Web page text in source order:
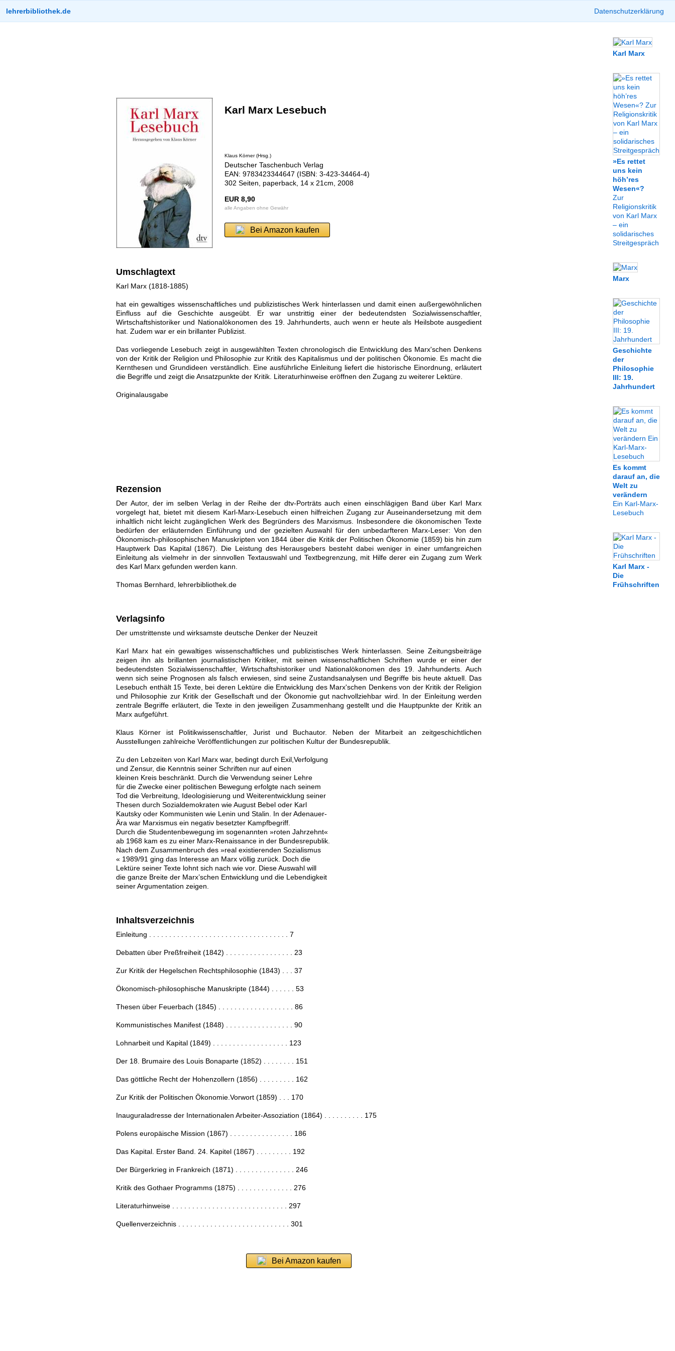
lehrerbibliothek.de Datenschutzerklärung
Karl Marx Lesebuch
Klaus Körner (Hrsg.)
Deutscher Taschenbuch Verlag
EAN: 9783423344647 (ISBN: 3-423-34464-4)
302 Seiten, paperback, 14 x 21cm, 2008
EUR 8,90
alle Angaben ohne Gewähr
Bei Amazon kaufen
Umschlagtext
Karl Marx (1818-1885)
hat ein gewaltiges wissenschaftliches und publizistisches Werk hinterlassen und damit einen außergewöhnlichen
Einfluss auf die Geschichte ausgeübt. Er war unstrittig einer der bedeutendsten Sozialwissenschaftler,
Wirtschaftshistoriker und Nationalökonomen des 19. Jahrhunderts, auch wenn er heute als Heilsbote ausgedient
hat. Zudem war er ein brillanter Publizist.
Das vorliegende Lesebuch zeigt in ausgewählten Texten chronologisch die Entwicklung des Marx'schen Denkens
von der Kritik der Religion und Philosophie zur Kritik des Kapitalismus und der politischen Ökonomie. Es macht die
Kernthesen und Grundideen verständlich. Eine ausführliche Einleitung liefert die historische Einordnung, erläutert
die Begriffe und zeigt die Ansatzpunkte der Kritik. Literaturhinweise eröffnen den Zugang zu weiterer Lektüre.
Originalausgabe
Rezension
Der Autor, der im selben Verlag in der Reihe der dtv-Porträts auch einen einschlägigen Band über Karl Marx
vorgelegt hat, bietet mit diesem Karl-Marx-Lesebuch einen hilfreichen Zugang zur Auseinandersetzung mit dem
inhaltlich nicht leicht zugänglichen Werk des Begründers des Marxismus. Insbesondere die ökonomischen Texte
bedürfen der erläuternden Einführung und der gezielten Auswahl für den unbedarfteren Marx-Leser: Von den
Ökonomisch-philosophischen Manuskripten von 1844 über die Kritik der Politischen Ökonomie (1859) bis hin zum
Hauptwerk Das Kapital (1867). Die Leistung des Herausgebers besteht dabei weniger in einer umfangreichen
Einleitung als vielmehr in der sinnvollen Textauswahl und Textbegrenzung, mit Hilfe derer ein Zugang zum Werk
des Karl Marx gefunden werden kann.
Thomas Bernhard, lehrerbibliothek.de
Verlagsinfo
Der umstrittenste und wirksamste deutsche Denker der Neuzeit
Karl Marx hat ein gewaltiges wissenschaftliches und publizistisches Werk hinterlassen. Seine Zeitungsbeiträge
zeigen ihn als brillanten journalistischen Kritiker, mit seinen wissenschaftlichen Schriften wurde er einer der
bedeutendsten Sozialwissenschaftler, Wirtschaftshistoriker und Nationalökonomen des 19. Jahrhunderts. Auch
wenn sich seine Prognosen als falsch erwiesen, sind seine Zustandsanalysen und Begriffe bis heute aktuell. Das
Lesebuch enthält 15 Texte, bei deren Lektüre die Entwicklung des Marx'schen Denkens von der Kritik der Religion
und Philosophie zur Kritik der Gesellschaft und der Ökonomie gut nachvollziehbar wird. In der Einleitung werden
zentrale Begriffe erläutert, die Texte in den jeweiligen Zusammenhang gestellt und die Hauptpunkte der Kritik an
Marx aufgeführt.
Klaus Körner ist Politikwissenschaftler, Jurist und Buchautor. Neben der Mitarbeit an zeitgeschichtlichen
Ausstellungen zahlreiche Veröffentlichungen zur politischen Kultur der Bundesrepublik.
Zu den Lebzeiten von Karl Marx war, bedingt durch Exil,Verfolgung
und Zensur, die Kenntnis seiner Schriften nur auf einen
kleinen Kreis beschränkt. Durch die Verwendung seiner Lehre
für die Zwecke einer politischen Bewegung erfolgte nach seinem
Tod die Verbreitung, Ideologisierung und Weiterentwicklung seiner
Thesen durch Sozialdemokraten wie August Bebel oder Karl
Kautsky oder Kommunisten wie Lenin und Stalin. In der Adenauer-
Ära war Marxismus ein negativ besetzter Kampfbegriff.
Durch die Studentenbewegung im sogenannten »roten Jahrzehnt«
ab 1968 kam es zu einer Marx-Renaissance in der Bundesrepublik.
Nach dem Zusammenbruch des »real existierenden Sozialismus
« 1989/91 ging das Interesse an Marx völlig zurück. Doch die
Lektüre seiner Texte lohnt sich nach wie vor. Diese Auswahl will
die ganze Breite der Marx’schen Entwicklung und die Lebendigkeit
seiner Argumentation zeigen.
Inhaltsverzeichnis
Einleitung . . . . . . . . . . . . . . . . . . . . . . . . . . . . . . . . . . . 7
Debatten über Preßfreiheit (1842) . . . . . . . . . . . . . . . . . 23
Zur Kritik der Hegelschen Rechtsphilosophie (1843) . . . 37
Ökonomisch-philosophische Manuskripte (1844) . . . . . . 53
Thesen über Feuerbach (1845) . . . . . . . . . . . . . . . . . . . 86
Kommunistisches Manifest (1848) . . . . . . . . . . . . . . . . . 90
Lohnarbeit und Kapital (1849) . . . . . . . . . . . . . . . . . . . 123
Der 18. Brumaire des Louis Bonaparte (1852) . . . . . . . . 151
Das göttliche Recht der Hohenzollern (1856) . . . . . . . . . 162
Zur Kritik der Politischen Ökonomie.Vorwort (1859) . . . 170
Inauguraladresse der Internationalen Arbeiter-Assoziation (1864) . . . . . . . . . . 175
Polens europäische Mission (1867) . . . . . . . . . . . . . . . . 186
Das Kapital. Erster Band. 24. Kapitel (1867) . . . . . . . . . 192
Der Bürgerkrieg in Frankreich (1871) . . . . . . . . . . . . . . . 246
Kritik des Gothaer Programms (1875) . . . . . . . . . . . . . . 276
Literaturhinweise . . . . . . . . . . . . . . . . . . . . . . . . . . . . . 297
Quellenverzeichnis . . . . . . . . . . . . . . . . . . . . . . . . . . . . 301
Bei Amazon kaufen
Karl Marx
»Es rettet
uns kein
höh’res
Wesen«?
Zur
Religionskritik
von Karl Marx
– ein
solidarisches
Streitgespräch
Marx
Geschichte
der
Philosophie
III: 19.
Jahrhundert
Es kommt
darauf an, die
Welt zu
verändern
Ein Karl-Marx-
Lesebuch
Karl Marx -
Die
Frühschriften